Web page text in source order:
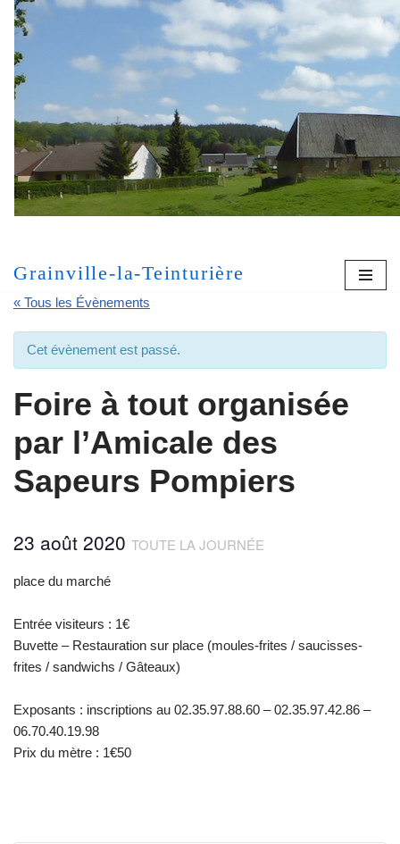
Aller
au
contenu
Grainville-la-Teinturière
« Tous les Évènements
Cet évènement est passé.
Foire à tout organisée
par l’Amicale des
Sapeurs Pompiers
23 août 2020 TOUTE LA JOURNÉE
place du marché
Entrée visiteurs : 1€
Buvette – Restauration sur place (moules-frites / saucisses-
frites / sandwichs / Gâteaux)
Exposants : inscriptions au 02.35.97.88.60 – 02.35.97.42.86 –
06.70.40.19.98
Prix du mètre : 1€50